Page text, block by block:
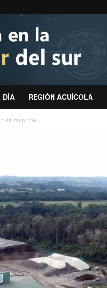
DÍA REGIÓN ACUÍCOLA
en favor de...